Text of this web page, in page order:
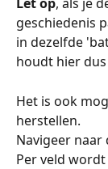
geschiedenis
in dezelfde
houdt hier
Het is ook
herstellen.
Navigeer
Per veld